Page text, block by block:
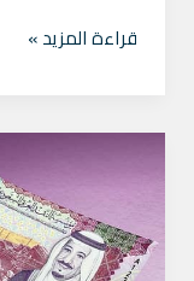
قراءة المزيد »
سداد
القروض
الدمام
بدون
كفيل